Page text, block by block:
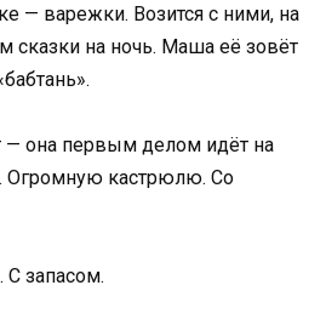
— варежки. Возится с ними, на
сказки на ночь. Маша её зовёт
— она первым делом идёт на
Огромную кастрюлю. Со
С запасом.